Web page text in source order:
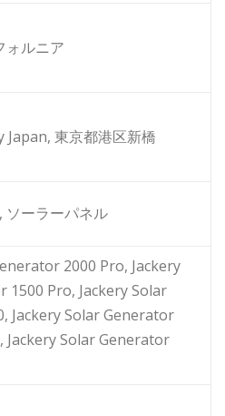
ォルニア
Japan, 東京都港区新橋
ソーラーパネル
2000 Pro, Jackery
1500 Pro, Jackery Solar
Jackery Solar Generator
Jackery Solar Generator